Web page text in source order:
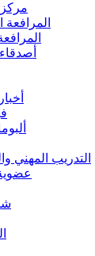
المرافعة
التدريب المهني